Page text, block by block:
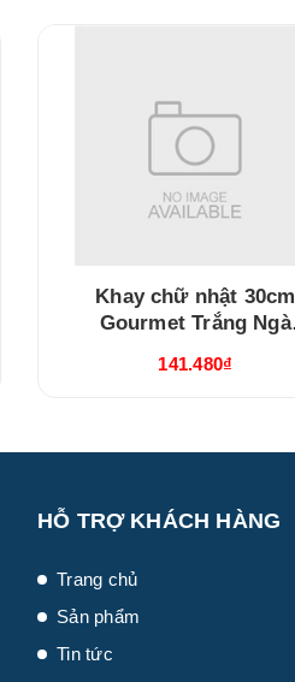
Khay chữ nhật 30cm
Gourmet Trắng Ngà
141.480₫
HỖ TRỢ KHÁCH HÀNG
Trang chủ
Sản phẩm
Tin tức